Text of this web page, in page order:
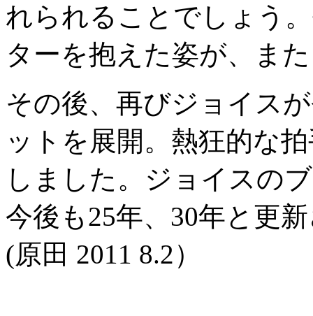
れられることでしょう
ターを抱えた姿が、ま
その後、再びジョイス
ットを展開。熱狂的な
しました。ジョイスの
今後も25年、30年と更
(原田 2011 8.2）